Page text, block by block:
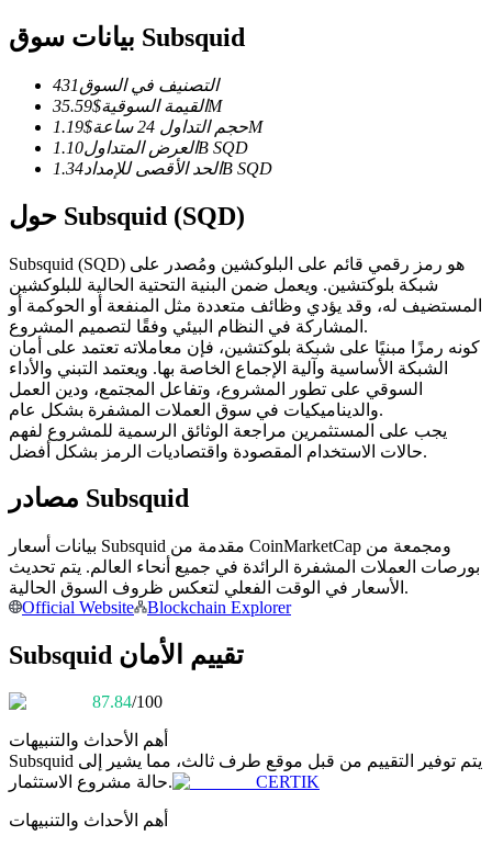
العقود الآجلة USDC
نسخ التداول
انضم إلى أفضل المتداولين
كن متداول نسخ
استمتع بتقاسم الأرباح وعمولات نسخ التداول
معلومة
بيانات سوق Subsquid
التصنيف في السوق431
القيمة السوقية$
35.59M
حجم التداول 24 ساعة
$
1.19M
العرض المتداول1.10B SQD
الحد الأقصى للإمداد1.34B SQD
حول Subsquid (SQD)
Subsquid (SQD) هو رمز رقمي قائم على البلوكشين ومُصدر على
شبكة بلوكتشين. ويعمل ضمن البنية التحتية الحالية للبلوكشين
المستضيف له، وقد يؤدي وظائف متعددة مثل المنفعة أو الحوكمة أو
المشاركة في النظام البيئي وفقًا لتصميم المشروع.
كونه رمزًا مبنيًا على شبكة بلوكتشين، فإن معاملاته تعتمد على أمان
الشبكة الأساسية وآلية الإجماع الخاصة بها. ويعتمد التبني والأداء
السوقي على تطور المشروع، وتفاعل المجتمع، ودين العمل
والديناميكيات في سوق العملات المشفرة بشكل عام.
يجب على المستثمرين مراجعة الوثائق الرسمية للمشروع لفهم
حالات الاستخدام المقصودة واقتصاديات الرمز بشكل أفضل.
مصادر Subsquid
بيانات أسعار Subsquid مقدمة من CoinMarketCap ومجمعة من
بورصات العملات المشفرة الرائدة في جميع أنحاء العالم. يتم تحديث
الأسعار في الوقت الفعلي لتعكس ظروف السوق الحالية.
Official Website
Blockchain Explorer
Subsquid تقييم الأمان
87.84/100
أهم الأحداث والتنبيهات
Subsquid يتم توفير التقييم من قبل موقع طرف ثالث، مما يشير إلى
حالة مشروع الاستثمار.
CERTIK
أهم الأحداث والتنبيهات